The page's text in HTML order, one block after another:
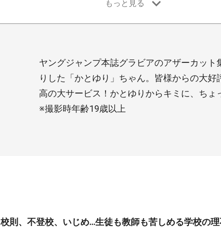
ヤングジャンプ本誌グラビアのアザーカッ
りした「かとゆり」ちゃん。皆様からの大
高の大サービス！かとゆりからキミに、ちょ
※撮影時年齢19歳以上
校則、不登校、いじめ…生徒も教師も苦しめる学校の